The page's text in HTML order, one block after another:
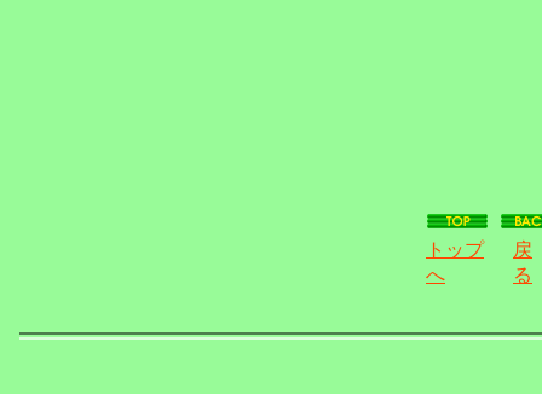
トップ
へ
戻
る